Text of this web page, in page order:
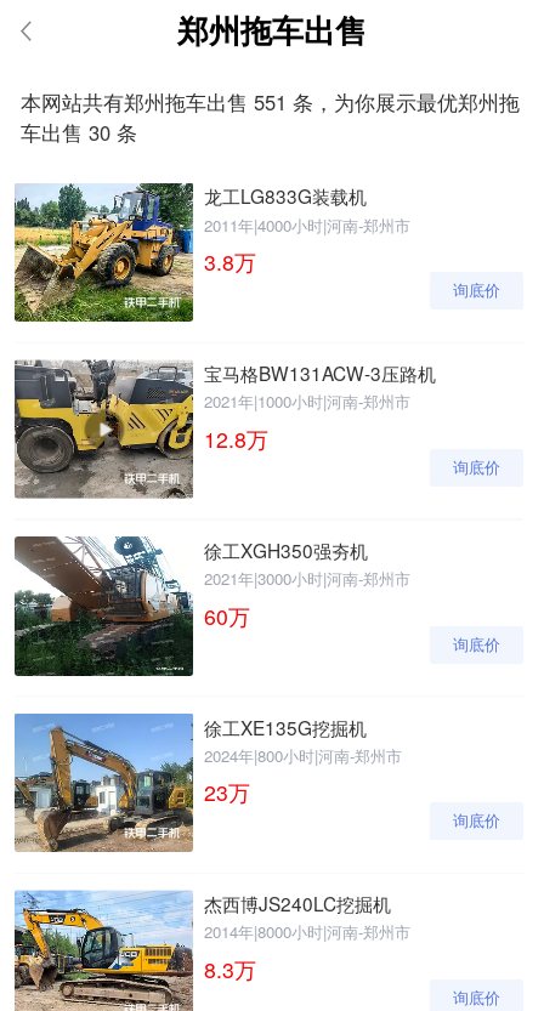
郑州拖车出售
本网站共有郑州拖车出售 551 条，为你展示最优郑州拖
车出售 30 条
龙工LG833G装载机
2011年|4000小时|河南-郑州市
3.8万
询底价
宝马格BW131ACW-3压路机
2021年|1000小时|河南-郑州市
12.8万
询底价
徐工XGH350强夯机
2021年|3000小时|河南-郑州市
60万
询底价
徐工XE135G挖掘机
2024年|800小时|河南-郑州市
23万
询底价
杰西博JS240LC挖掘机
2014年|8000小时|河南-郑州市
8.3万
询底价
请输入手机号
获
取
验
证
码
提
交
即
表
示
您
意
《隐
私
政
策》